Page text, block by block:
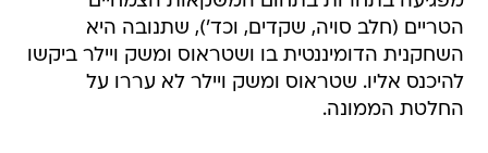
הטריים (חלב סויה, שקדים, וכד'), שתנובה היא
השחקנית הדומיננטית בו ושטראוס ומשק ויילר ביקשו
להיכנס אליו. שטראוס ומשק ויילר לא עררו על
החלטת הממונה.